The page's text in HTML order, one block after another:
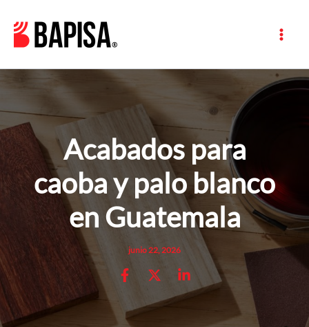
contenido
Acabados para
caoba y palo blanco
en Guatemala
junio 22, 2026